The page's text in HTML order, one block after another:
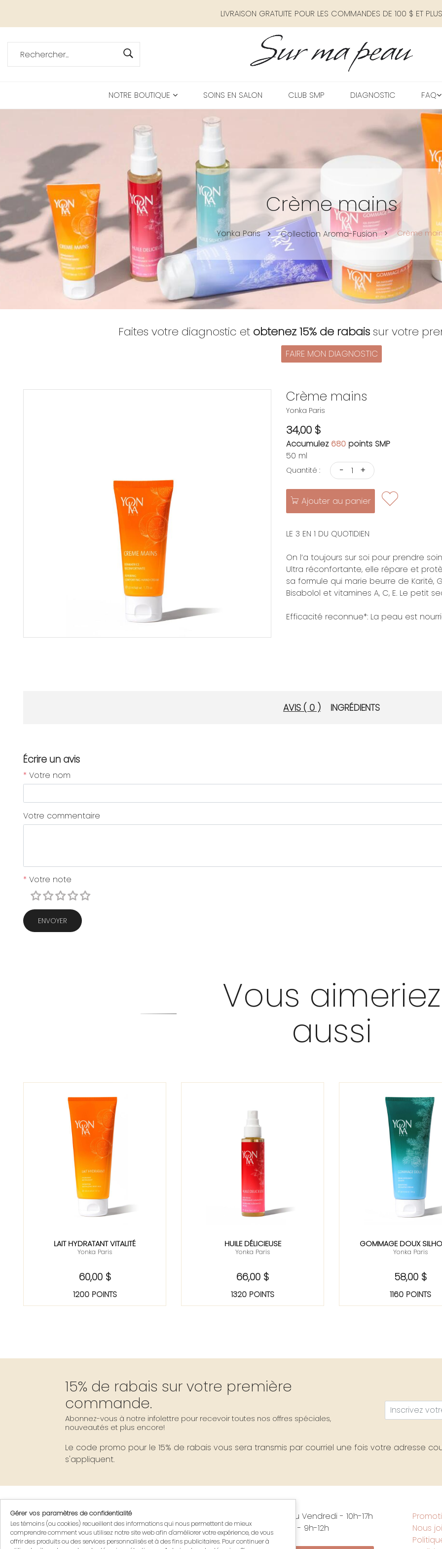
LIVRAISON GRATUITE POUR LES COMMANDES DE 100 $ ET PLUS
NOTRE BOUTIQUE SOINS EN SALON CLUB SMP DIAGNOSTIC FAQ
Crème mains
Yonka Paris Collection Aroma-Fusion Crème
Faites votre diagnostic et obtenez 15% de rabaissur votre
FAIRE MON DIAGNOSTIC
Crème mains
Yonka Paris
34,00 $
Accumulez 680 points SMP
50 ml
Quantité : - +
Ajouter au panier
LE 3 EN 1 DU QUOTIDIEN
On l’a toujours sur soi pour prendre
Ultra réconfortante, elle répare et
sa formule qui marie beurre de Karité,
Bisabolol et vitamines A, C, E. Le petit
Efficacité reconnue*: La peau est
AVIS ( 0 ) INGRÉDIENTS
Écrire un avis
* Votre nom
Votre commentaire
* Votre note
ENVOYER
Vous aimeriez
aussi
LAIT HYDRATANT VITALITÉ
Yonka Paris
60,00 $
1200 POINTS
HUILE DÉLICIEUSE
Yonka Paris
66,00 $
1320 POINTS
GOMMAGE DOUX
Yonka Paris
58,00 $
1160 POINTS
15% de rabais sur votre première
commande.
Abonnez-vous à notre infolettre pour recevoir toutes nos offres spéciales,
nouveautés et plus encore!
Le code promo pour le 15% de rabais vous sera transmis par courriel une fois votre adresse
s'appliquent.
Se présenter sur Rendez-vous
seulement
Mardi au Vendredi - 10h-17h
Samedi - 9h-12h
Nous
Gérer vos paramètres de confidentialité
Les témoins (ou cookies) recueillent des informations qui nous permettent de mieux
comprendre comment vous utilisez notre site web afin d'améliorer votre expérience, de vous
offrir des produits ou des services personnalisés et à des fins publicitaires. Pour continuer à